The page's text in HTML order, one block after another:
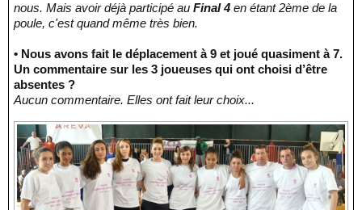
nous. Mais avoir déjà participé au Final 4 en étant 2ème de la
poule, c'est quand même très bien.
• Nous avons fait le déplacement à 9 et joué quasiment à 7.
Un commentaire sur les 3 joueuses qui ont choisi d’être
absentes ?
Aucun commentaire. Elles ont fait leur choix...